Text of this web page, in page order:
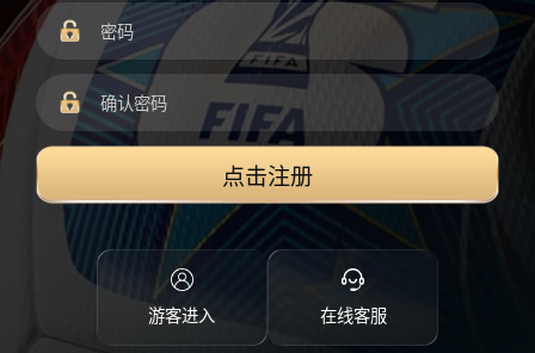
点击注册
游客进入 在线客服